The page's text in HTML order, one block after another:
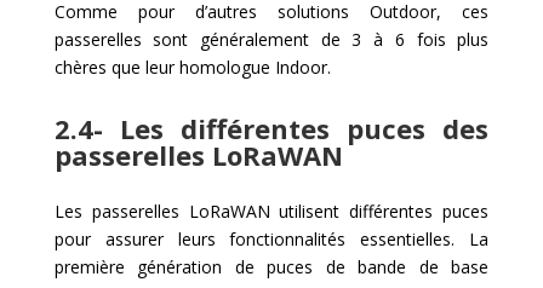
Comme pour d’autres solutions Outdoor, ces
passerelles sont généralement de 3 à 6 fois plus
chères que leur homologue Indoor.
2.4- Les différentes puces des
passerelles LoRaWAN
Les passerelles LoRaWAN utilisent différentes puces
pour assurer leurs fonctionnalités essentielles. La
première génération de puces de bande de base